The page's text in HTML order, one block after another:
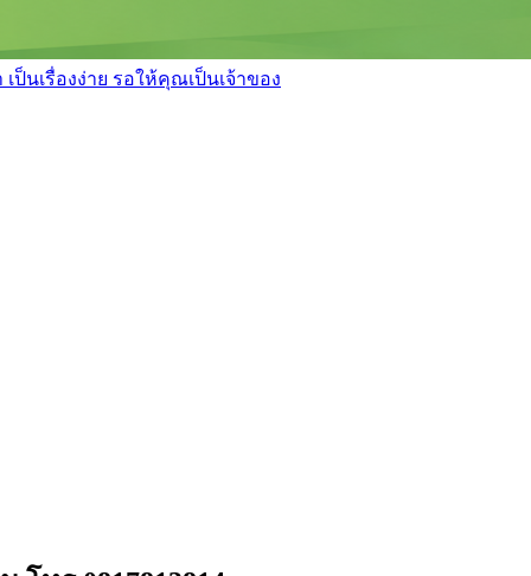
นเรื่องง่าย รอให้คุณเป็นเจ้าของ